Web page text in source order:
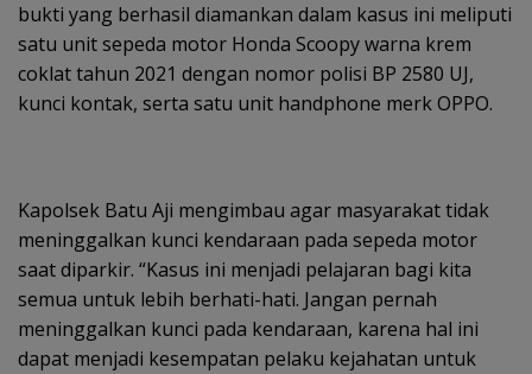
bukti yang berhasil diamankan dalam kasus ini meliputi
satu unit sepeda motor Honda Scoopy warna krem
coklat tahun 2021 dengan nomor polisi BP 2580 UJ,
kunci kontak, serta satu unit handphone merk OPPO.
Kapolsek Batu Aji mengimbau agar masyarakat tidak
meninggalkan kunci kendaraan pada sepeda motor
saat diparkir. “Kasus ini menjadi pelajaran bagi kita
semua untuk lebih berhati-hati. Jangan pernah
meninggalkan kunci pada kendaraan, karena hal ini
dapat menjadi kesempatan pelaku kejahatan untuk